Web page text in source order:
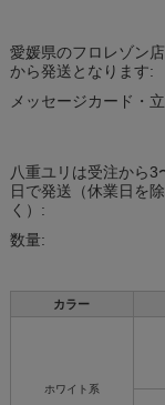
愛媛県のフロレゾン
から発送となります:
メッセージカード・
八重ユリは受注から3
日で発送（休業日を除
く）:
数量:
カラー
ホワイト系